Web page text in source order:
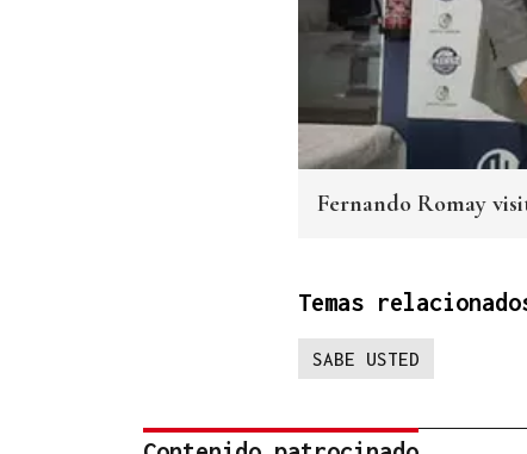
Fernando Romay
Temas
SABE USTED